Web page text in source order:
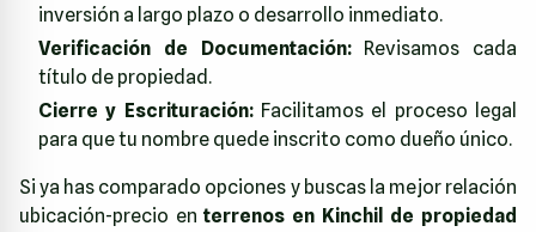
inversión a largo plazo o desarrollo inmediato.
Verificación de Documentación:Revisamos cada
título de propiedad.
Cierre y Escrituración:Facilitamos el proceso legal
para que tu nombre quede inscrito como dueño único.
Si ya has comparado opciones y buscas la mejor relación
ubicación-precio enterrenos en Kinchil de propiedad